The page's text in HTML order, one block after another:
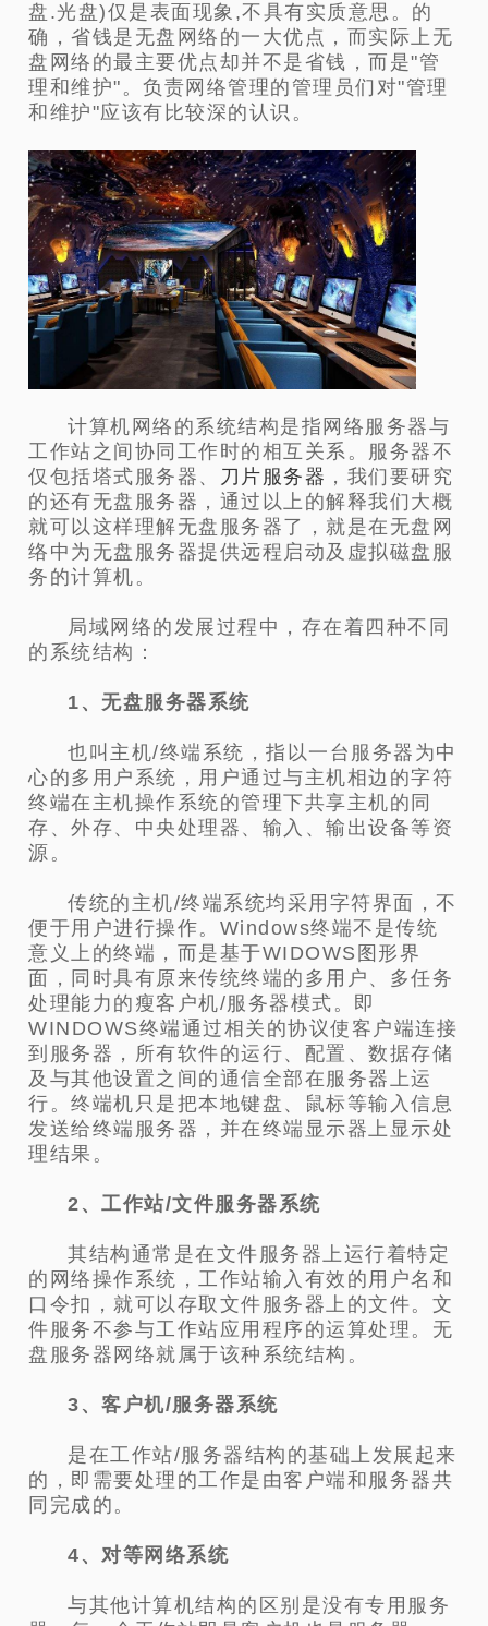
盘.光盘)仅是表面现象,不具有实质意思。的
确，省钱是无盘网络的一大优点，而实际上无
盘网络的最主要优点却并不是省钱，而是"管
理和维护"。负责网络管理的管理员们对"管理
和维护"应该有比较深的认识。
计算机网络的系统结构是指网络服务器与
工作站之间协同工作时的相互关系。服务器不
仅包括塔式服务器、
刀片服务器 ，我们要研究
的还有无盘服务器，通过以上的解释我们大概
就可以这样理解无盘服务器了，就是在无盘网
络中为无盘服务器提供远程启动及虚拟磁盘服
务的计算机。
局域网络的发展过程中，存在着四种不同
的系统结构：
1、无盘服务器系统
也叫主机/终端系统，指以一台服务器为中
心的多用户系统，用户通过与主机相边的字符
终端在主机操作系统的管理下共享主机的同
存、外存、中央处理器、输入、输出设备等资
源。
传统的主机/终端系统均采用字符界面，不
便于用户进行操作。Windows终端不是传统
意义上的终端，而是基于WIDOWS图形界
面，同时具有原来传统终端的多用户、多任务
处理能力的瘦客户机/服务器模式。即
WINDOWS终端通过相关的协议使客户端连接
到服务器，所有软件的运行、配置、数据存储
及与其他设置之间的通信全部在服务器上运
行。终端机只是把本地键盘、鼠标等输入信息
发送给终端服务器，并在终端显示器上显示处
理结果。
2、工作站/文件服务器系统
其结构通常是在文件服务器上运行着特定
的网络操作系统，工作站输入有效的用户名和
口令扣，就可以存取文件服务器上的文件。文
件服务不参与工作站应用程序的运算处理。无
盘服务器网络就属于该种系统结构。
3、客户机/服务器系统
是在工作站/服务器结构的基础上发展起来
的，即需要处理的工作是由客户端和服务器共
同完成的。
4、对等网络系统
与其他计算机结构的区别是没有专用服务